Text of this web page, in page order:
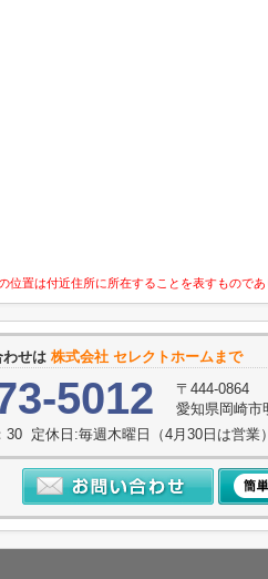
置は付近住所に所在することを表すもので
せは 株式会社 セレクトホームまで
5012
〒444-0864
愛知県岡崎市
30 定休日:毎週木曜日（4月30日は営業